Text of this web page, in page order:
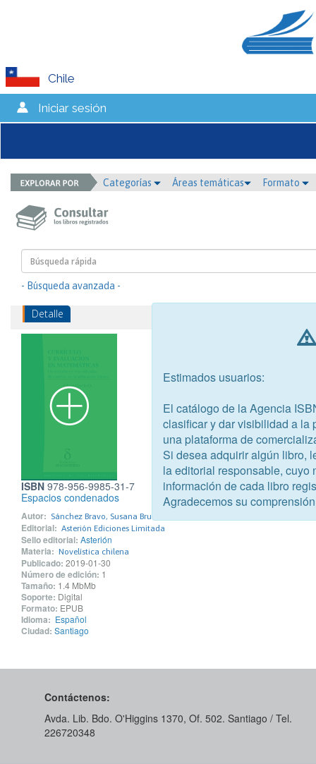
Chile
Iniciar sesión
Categorías Áreas temáticas Formato
- Búsqueda avanzada -
Detalle
ISBN 978-956-9985-31-7
Espacios condenados
Autor: Sánchez Bravo, Susana Brunilda
Editorial: Asterión Ediciones Limitada
Sello editorial: Asterión
Materia: Novelística chilena
Publicado: 2019-01-30
Número de edición: 1
Tamaño: 1.4 MbMb
Soporte: Digital
Formato: EPUB
Idioma: Español
Ciudad: Santiago
Contáctenos:
Avda. Lib. Bdo. O'Higgins 1370, Of. 502. Santiago / Tel.
226720348
Estimados usuarios:
El catálogo de la Agencia
clasificar y dar visibilidad a la
una plataforma de
Si desea adquirir algún libro,
la editorial responsable, cuyo
información de cada libro
Agradecemos su